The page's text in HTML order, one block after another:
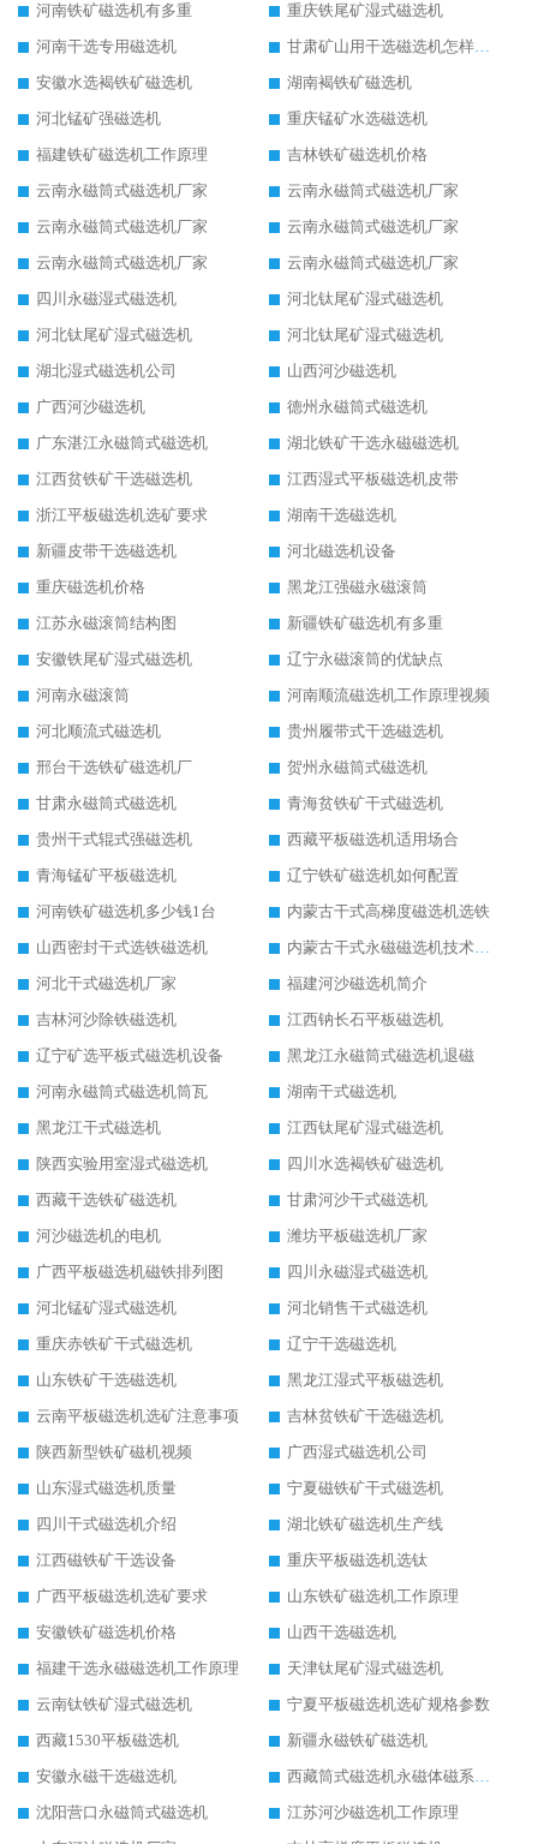
河南铁矿磁选机有多重
重庆铁尾矿湿式磁选机
河南干选专用磁选机
甘肃矿山用干选磁选机怎样调磁
安徽水选褐铁矿磁选机
湖南褐铁矿磁选机
河北锰矿强磁选机
重庆锰矿水选磁选机
福建铁矿磁选机工作原理
吉林铁矿磁选机价格
云南永磁筒式磁选机厂家
云南永磁筒式磁选机厂家
云南永磁筒式磁选机厂家
云南永磁筒式磁选机厂家
云南永磁筒式磁选机厂家
云南永磁筒式磁选机厂家
四川永磁湿式磁选机
河北钛尾矿湿式磁选机
河北钛尾矿湿式磁选机
河北钛尾矿湿式磁选机
湖北湿式磁选机公司
山西河沙磁选机
广西河沙磁选机
德州永磁筒式磁选机
广东湛江永磁筒式磁选机
湖北铁矿干选永磁磁选机
江西贫铁矿干选磁选机
江西湿式平板磁选机皮带
浙江平板磁选机选矿要求
湖南干选磁选机
新疆皮带干选磁选机
河北磁选机设备
重庆磁选机价格
黑龙江强磁永磁滚筒
江苏永磁滚筒结构图
新疆铁矿磁选机有多重
安徽铁尾矿湿式磁选机
辽宁永磁滚筒的优缺点
河南永磁滚筒
河南顺流磁选机工作原理视频
河北顺流式磁选机
贵州履带式干选磁选机
邢台干选铁矿磁选机厂
贺州永磁筒式磁选机
甘肃永磁筒式磁选机
青海贫铁矿干式磁选机
贵州干式辊式强磁选机
西藏平板磁选机适用场合
青海锰矿平板磁选机
辽宁铁矿磁选机如何配置
河南铁矿磁选机多少钱1台
内蒙古干式高梯度磁选机选铁
山西密封干式选铁磁选机
内蒙古干式永磁磁选机技术要求
河北干式磁选机厂家
福建河沙磁选机简介
吉林河沙除铁磁选机
江西钠长石平板磁选机
辽宁矿选平板式磁选机设备
黑龙江永磁筒式磁选机退磁
河南永磁筒式磁选机筒瓦
湖南干式磁选机
黑龙江干式磁选机
江西钛尾矿湿式磁选机
陕西实验用室湿式磁选机
四川水选褐铁矿磁选机
西藏干选铁矿磁选机
甘肃河沙干式磁选机
河沙磁选机的电机
潍坊平板磁选机厂家
广西平板磁选机磁铁排列图
四川永磁湿式磁选机
河北锰矿湿式磁选机
河北销售干式磁选机
重庆赤铁矿干式磁选机
辽宁干选磁选机
山东铁矿干选磁选机
黑龙江湿式平板磁选机
云南平板磁选机选矿注意事项
吉林贫铁矿干选磁选机
陕西新型铁矿磁机视频
广西湿式磁选机公司
山东湿式磁选机质量
宁夏磁铁矿干式磁选机
四川干式磁选机介绍
湖北铁矿磁选机生产线
江西磁铁矿干选设备
重庆平板磁选机选钛
广西平板磁选机选矿要求
山东铁矿磁选机工作原理
安徽铁矿磁选机价格
山西干选磁选机
福建干选永磁磁选机工作原理
天津钛尾矿湿式磁选机
云南钛铁矿湿式磁选机
宁夏平板磁选机选矿规格参数
西藏1530平板磁选机
新疆永磁铁矿磁选机
安徽永磁干选磁选机
西藏筒式磁选机永磁体磁系设计
沈阳营口永磁筒式磁选机
江苏河沙磁选机工作原理